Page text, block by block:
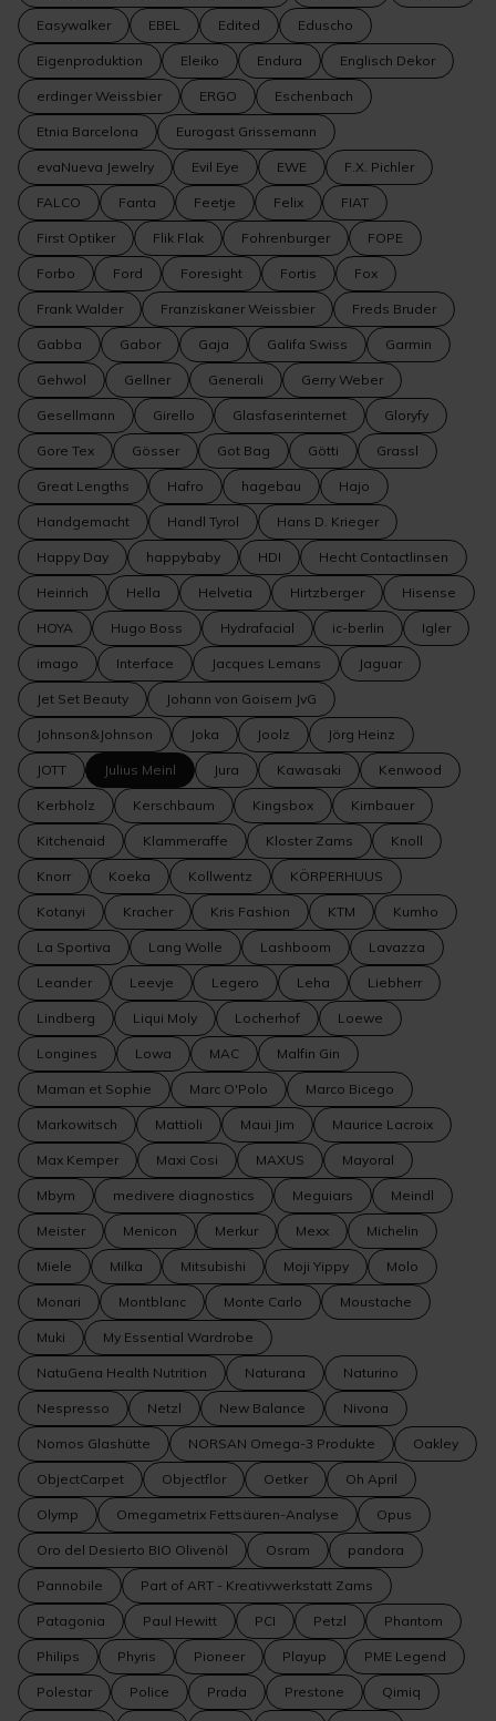
Easywalker EBEL Edited Eduscho
Eigenproduktion Eleiko Endura Englisch Dekor
erdinger Weissbier ERGO Eschenbach
Etnia Barcelona Eurogast Grissemann
evaNueva Jewelry Evil Eye EWE F.X. Pichler
FALCO Fanta Feetje Felix FIAT
First Optiker Flik Flak Fohrenburger FOPE
Forbo Ford Foresight Fortis Fox
Frank Walder Franziskaner Weissbier Freds Bruder
Gabba Gabor Gaja Galifa Swiss Garmin
Gehwol Gellner Generali Gerry Weber
Gesellmann Girello Glasfaserinternet Gloryfy
Gore Tex Gösser Got Bag Götti Grassl
Great Lengths Hafro hagebau Hajo
Handgemacht Handl Tyrol Hans D. Krieger
Happy Day happybaby HDI Hecht Contactlinsen
Heinrich Hella Helvetia Hirtzberger Hisense
HOYA Hugo Boss Hydrafacial ic-berlin Igler
imago Interface Jacques Lemans Jaguar
Jet Set Beauty Johann von Goisern JvG
Johnson&Johnson Joka Joolz Jörg Heinz
JOTT Julius Meinl Jura Kawasaki Kenwood
Kerbholz Kerschbaum Kingsbox Kirnbauer
Kitchenaid Klammeraffe Kloster Zams Knoll
Knorr Koeka Kollwentz KÖRPERHUUS
Kotanyi Kracher Kris Fashion KTM Kumho
La Sportiva Lang Wolle Lashboom Lavazza
Leander Leevje Legero Leha Liebherr
Lindberg Liqui Moly Locherhof Loewe
Longines Lowa MAC Malfin Gin
Maman et Sophie Marc O'Polo Marco Bicego
Markowitsch Mattioli Maui Jim Maurice Lacroix
Max Kemper Maxi Cosi MAXUS Mayoral
Mbym medivere diagnostics Meguiars Meindl
Meister Menicon Merkur Mexx Michelin
Miele Milka Mitsubishi Moji Yippy Molo
Monari Montblanc Monte Carlo Moustache
Muki My Essential Wardrobe
NatuGena Health Nutrition Naturana Naturino
Nespresso Netzl New Balance Nivona
Nomos Glashütte NORSAN Omega-3 Produkte Oakley
ObjectCarpet Objectflor Oetker Oh April
Olymp Omegametrix Fettsäuren-Analyse Opus
Oro del Desierto BIO Olivenöl Osram pandora
Pannobile Part of ART - Kreativwerkstatt Zams
Patagonia Paul Hewitt PCI Petzl Phantom
Philips Phyris Pioneer Playup PME Legend
Polestar Police Prada Prestone Qimiq